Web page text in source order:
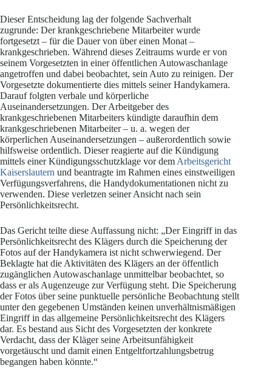
Dieser Entscheidung lag der folgende Sachverhalt
zugrunde: Der krankgeschriebene Mitarbeiter wurde
fortgesetzt – für die Dauer von über einen Monat –
krankgeschrieben. Während dieses Zeitraums wurde er von
seinem Vorgesetzten in einer öffentlichen Autowaschanlage
angetroffen und dabei beobachtet, sein Auto zu reinigen. Der
Vorgesetzte dokumentierte dies mittels seiner Handykamera.
Darauf folgten verbale und körperliche
Auseinandersetzungen. Der Arbeitgeber des
krankgeschriebenen Mitarbeiters kündigte daraufhin dem
krankgeschriebenen Mitarbeiter – u. a. wegen der
körperlichen Auseinandersetzungen – außerordentlich sowie
hilfsweise ordentlich. Dieser reagierte auf die Kündigung
mittels einer Kündigungsschutzklage vor dem Arbeitsgericht
Kaiserslautern und beantragte im Rahmen eines einstweiligen
Verfügungsverfahrens, die Handydokumentationen nicht zu
verwenden. Diese verletzen seiner Ansicht nach sein
Persönlichkeitsrecht.
Das Gericht teilte diese Auffassung nicht: „Der Eingriff in das
Persönlichkeitsrecht des Klägers durch die Speicherung der
Fotos auf der Handykamera ist nicht schwerwiegend. Der
Beklagte hat die Aktivitäten des Klägers an der öffentlich
zugänglichen Autowaschanlage unmittelbar beobachtet, so
dass er als Augenzeuge zur Verfügung steht. Die Speicherung
der Fotos über seine punktuelle persönliche Beobachtung stellt
unter den gegebenen Umständen keinen unverhältnismäßigen
Eingriff in das allgemeine Persönlichkeitsrecht des Klägers
dar. Es bestand aus Sicht des Vorgesetzten der konkrete
Verdacht, dass der Kläger seine Arbeitsunfähigkeit
vorgetäuscht und damit einen Entgeltfortzahlungsbetrug
begangen haben könnte.“